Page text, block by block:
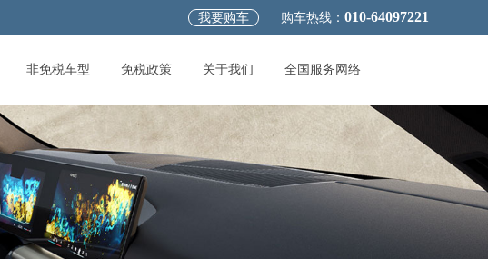
我要购车 购车热线： 010-64097221
非免税车型 免税政策 关于我们 全国服务网络